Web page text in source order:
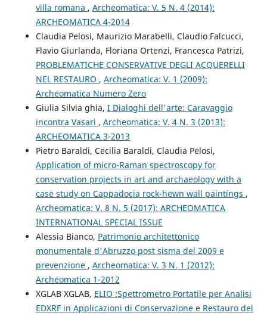
villa romana , Archeomatica: V. 5 N. 4 (2014):
ARCHEOMATICA 4-2014
Claudia Pelosi, Maurizio Marabelli, Claudio Falcucci,
Flavio Giurlanda, Floriana Ortenzi, Francesca Patrizi,
PROBLEMATICHE CONSERVATIVE DEGLI ACQUERELLI
NEL RESTAURO , Archeomatica: V. 1 (2009):
Archeomatica Numero Zero
Giulia Silvia ghia, I Dialoghi dell'arte: Caravaggio
incontra Vasari , Archeomatica: V. 4 N. 3 (2013):
ARCHEOMATICA 3-2013
Pietro Baraldi, Cecilia Baraldi, Claudia Pelosi,
Application of micro-Raman spectroscopy for
conservation projects in art and archaeology with a
case study on Cappadocia rock-hewn wall paintings ,
Archeomatica: V. 8 N. 5 (2017): ARCHEOMATICA
INTERNATIONAL SPECIAL ISSUE
Alessia Bianco, Patrimonio architettonico
monumentale d'Abruzzo post sisma del 2009 e
prevenzione , Archeomatica: V. 3 N. 1 (2012):
Archeomatica 1-2012
XGLAB XGLAB, ELIO :Spettrometro Portatile per Analisi
EDXRF in Applicazioni di Conservazione e Restauro del